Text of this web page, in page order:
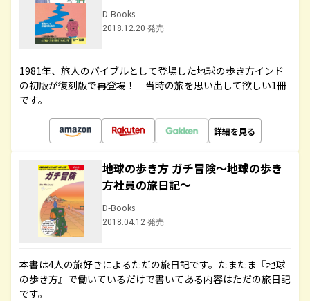
D-Books
2018.12.20 発売
1981年、旅人のバイブルとして登場した地球の歩き方インド
の初版が復刻版で再登場！ 当時の旅を思い出して欲しい1冊
です。
詳細を見る
地球の歩き方 ガチ冒険～地球の歩き
方社員の旅日記～
D-Books
2018.04.12 発売
本書は4人の旅好きによるただの旅日記です。たまたま『地球
の歩き方』で働いているだけで書いてある内容はただの旅日記
です。